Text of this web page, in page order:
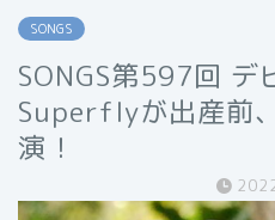
SONGS
SONGS第597回 デ
Superflyが出産前
演！